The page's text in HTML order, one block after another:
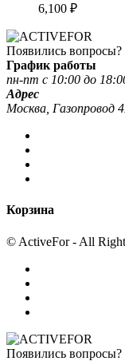
6,100 ₽
Появились вопросы?
График работы
пн-пт с 10:00 до
Адрес
Москва, Газопровод
Корзина
© ActiveFor - All
Появились вопросы?